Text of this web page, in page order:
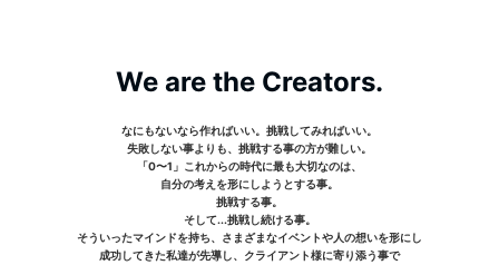
We are the Creators.
なにもないなら作ればいい。挑戦してみればいい。
失敗しない事よりも、挑戦する事の方が難しい。
「0〜1」これからの時代に最も大切なのは、
自分の考えを形にしようとする事。
挑戦する事。
そして...挑戦し続ける事。
そういったマインドを持ち、さまざまなイベントや人の想いを形にし
成功してきた私達が先導し、クライアント様に寄り添う事で